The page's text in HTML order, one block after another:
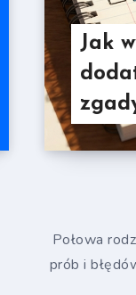
Jak
Połowa
prób i